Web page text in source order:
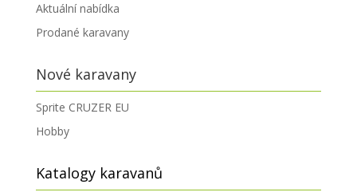
Aktuální nabídka
Prodané karavany
Nové karavany
Sprite CRUZER EU
Hobby
Katalogy karavanů